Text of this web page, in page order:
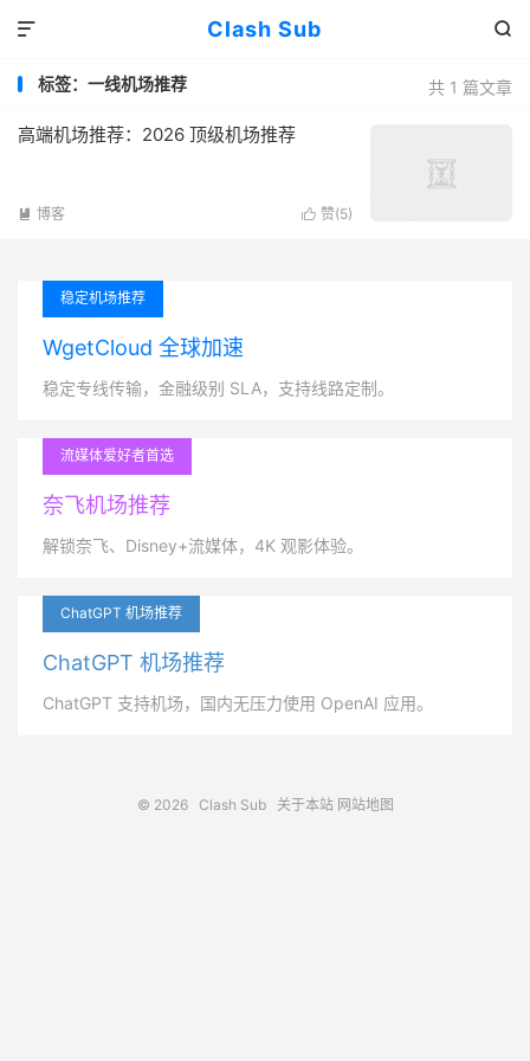
Clash Sub 

共 1 篇文章
标签：一线机场推荐
高端机场推荐：2026 顶级机场推荐
 赞(5)
 博客
稳定机场推荐
WgetCloud 全球加速
稳定专线传输，金融级别 SLA，支持线路定制。
流媒体爱好者首选
奈飞机场推荐
解锁奈飞、Disney+流媒体，4K 观影体验。
ChatGPT 机场推荐
ChatGPT 机场推荐
ChatGPT 支持机场，国内无压力使用 OpenAI 应用。
© 2026 Clash Sub 关于本站 网站地图